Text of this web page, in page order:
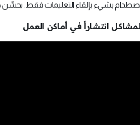
بشيء بإلقاء التعليمات فقط. يحسِّن
انتشاراً في أماكن العمل